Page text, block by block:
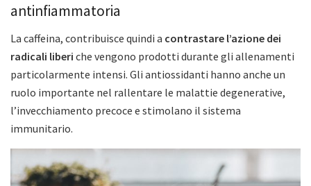
antinfiammatoria
La caffeina, contribuisce quindi a contrastare l’azione dei
radicali liberi che vengono prodotti durante gli allenamenti
particolarmente intensi. Gli antiossidanti hanno anche un
ruolo importante nel rallentare le malattie degenerative,
l’invecchiamento precoce e stimolano il sistema
immunitario.